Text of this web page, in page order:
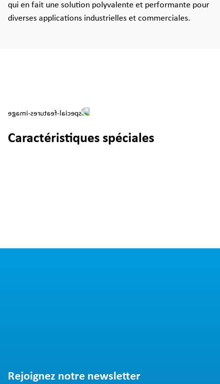
qui en fait une solution polyvalente et performante pour
diverses applications industrielles et commerciales.
Caractéristiques spéciales
Rejoignez notre newsletter